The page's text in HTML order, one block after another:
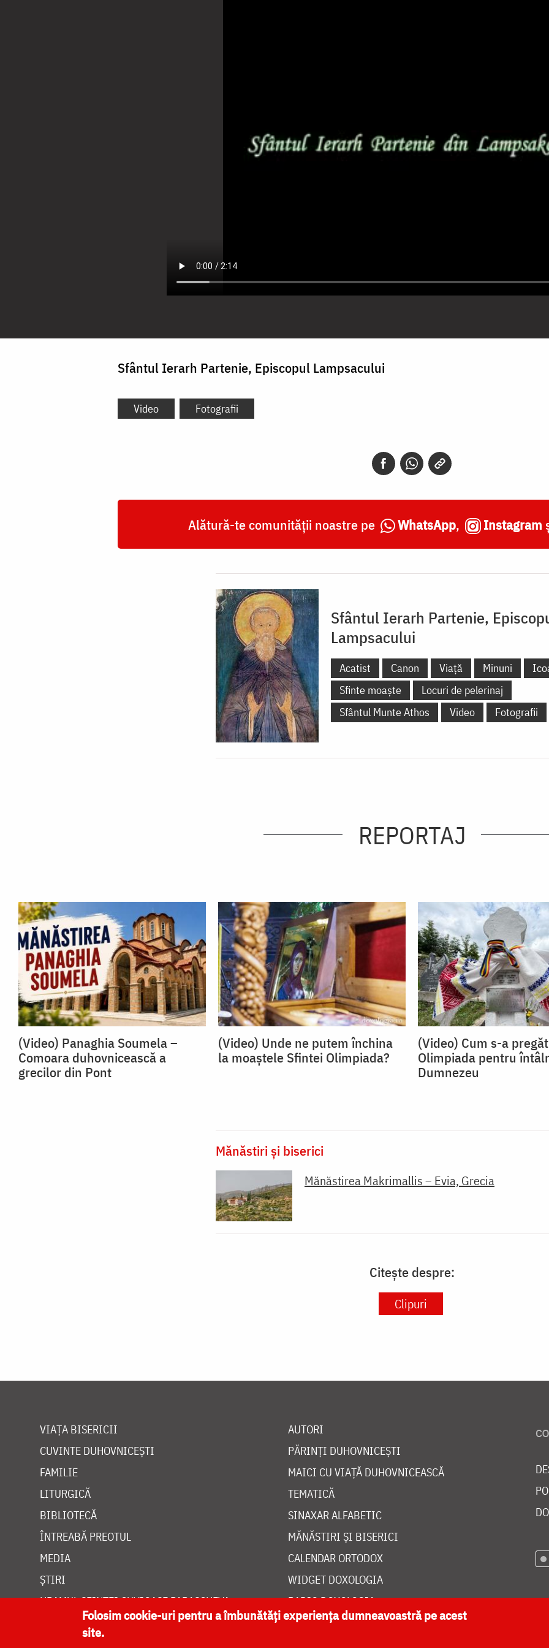
Sfântul Ierarh Partenie, Episcopul Lampsacului
Video Fotografii
Alătură-te comunității noastre pe WhatsApp, Instagram
Sfântul Ierarh Partenie,
Lampsacului
Acatist Canon Viață Minuni
Sfinte moaște
Locuri de pelerinaj
Sfântul Munte Athos
Video Fotografii
REPORTAJ
(Video) Panaghia Soumela –
Comoara duhovnicească a
grecilor din Pont
(Video) Unde ne putem închina
la moaștele Sfintei Olimpiada?
(Video) Cum s-a
Olimpiada pentru
Dumnezeu
Mănăstiri și biserici
Mănăstirea Makrimallis – Evia, Grecia
Citește despre:
Clipuri
VIAȚA BISERICII
CUVINTE DUHOVNICEȘTI
FAMILIE
LITURGICĂ
BIBLIOTECĂ
ÎNTREABĂ PREOTUL
MEDIA
ȘTIRI
HRAMUL SFINTEI CUVIOASE PARASCHEVA
AUTORI
PĂRINȚI DUHOVNICEȘTI
MAICI CU VIAȚĂ DUHOVNICEASCĂ
TEMATICĂ
SINAXAR ALFABETIC
MĂNĂSTIRI ȘI BISERICI
CALENDAR ORTODOX
WIDGET DOXOLOGIA
RADIO DOXOLOGIA
Folosim cookie-uri pentru a îmbunătăți experiența dumneavoastră pe acest
site.